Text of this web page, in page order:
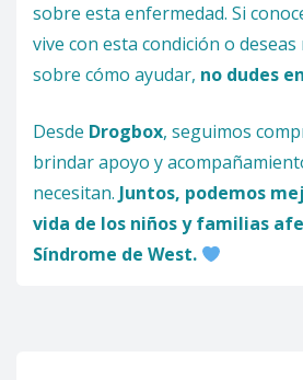
sobre esta enfermedad. Si
vive con esta condición o
sobre cómo ayudar, no dudes
Desde Drogbox, seguimos
brindar apoyo y
necesitan. Juntos, podemos
vida de los niños y familias
Síndrome de West.